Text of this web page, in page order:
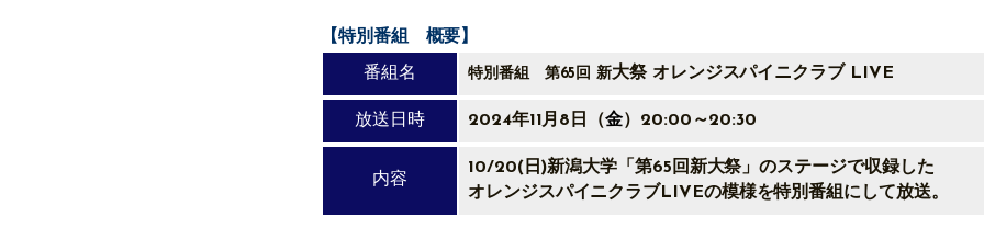
【特別番組 概要】
番組名 特別番組 第65回 新大祭 オレンジスパイニクラブ LIVE
放送日時 2024年11月8日（金）20:00～20:30
内容
10/20(日)新潟大学「第65回新大祭」のステージで収録した
オレンジスパイニクラブLIVEの模様を特別番組にして放送。